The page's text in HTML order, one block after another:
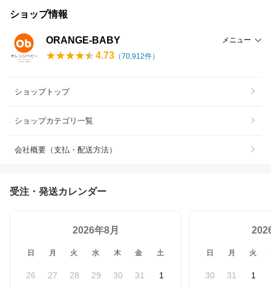
ショップ情報
ORANGE-BABY メニュー
4.73 （70,912件）
ショップトップ
ショップカテゴリ一覧
会社概要（支払・配送方法）
受注・発送カレンダー
2026年8月
日 月 火 水 木 金 土
26 27 28 29 30 31 1
日 月 火
30 31 1